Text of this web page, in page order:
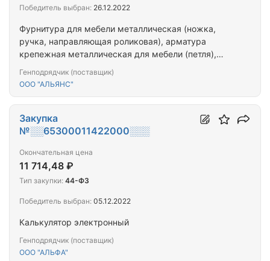
Фурнитура для мебели металлическая (ножка,
ручка, направляющая роликовая), арматура
крепежная металлическая для мебели (петля),
Генподрядчик (поставщик)
ООО "АЛЬЯНС"
Победитель выбран: 26.12.2022
Калькулятор электронный
Генподрядчик (поставщик)
ООО "АЛЬФА"
Закупка
№░░65300011422000░░░
Окончательная цена
11 714,48 ₽
Тип закупки: 44-ФЗ
Победитель выбран: 05.12.2022